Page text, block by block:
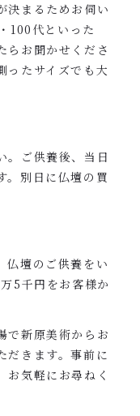
決まるためお伺い
100代といった
らお聞かせくださ
ったサイズでも大
。ご供養後、当日
。別日に仏壇の買
仏壇のご供養をい
5千円をお客様か
で新原美術からお
だきます。事前に
お気軽にお尋ねく